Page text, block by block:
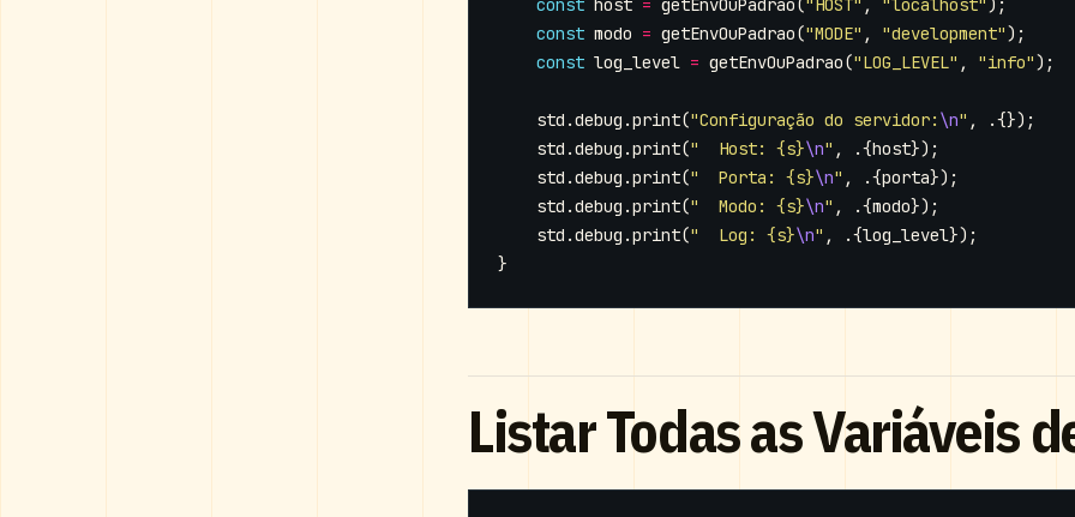
const host = getEnvOuPadrao("HOST" , "localhost");
const modo = getEnvOuPadrao("MODE" , "development");
const log_level = getEnvOuPadrao("LOG_LEVEL" , "info");
std .debug .print("Configuração do servidor: \n" ,
.{});
std .debug .print("  Host: {s}\n" , .{host});
std .debug .print("  Porta: {s}\n" , .{porta});
std .debug .print("  Modo: {s}\n" , .{modo});
std .debug .print("  Log: {s}\n" , .{log_level});
}
Listar Todas as Variáveis